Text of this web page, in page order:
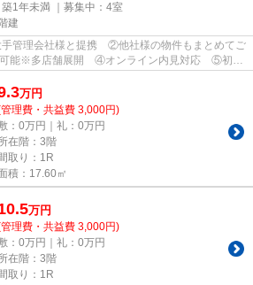
1年未満 ｜募集中： 4室
建
手管理会社様と提携 ②他社様の物件もまとめてご
能※多店舗展開 ④オンライン内見対応 ⑤初期
万円
理費・共益費 3,000円)
：0万円｜礼：0万円
在階：3階
取り：1R
積：17.60㎡
万円
理費・共益費 3,000円)
：0万円｜礼：0万円
在階：3階
取り：1R